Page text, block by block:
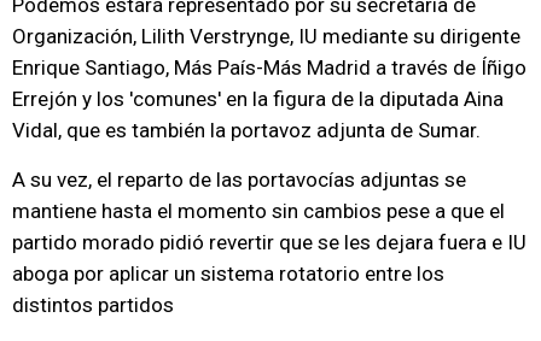
Podemos estará representado por su secretaria de
Organización, Lilith Verstrynge, IU mediante su dirigente
Enrique Santiago, Más País-Más Madrid a través de Íñigo
Errejón y los 'comunes' en la figura de la diputada Aina
Vidal, que es también la portavoz adjunta de Sumar.
A su vez, el reparto de las portavocías adjuntas se
mantiene hasta el momento sin cambios pese a que el
partido morado pidió revertir que se les dejara fuera e IU
aboga por aplicar un sistema rotatorio entre los
distintos partidos